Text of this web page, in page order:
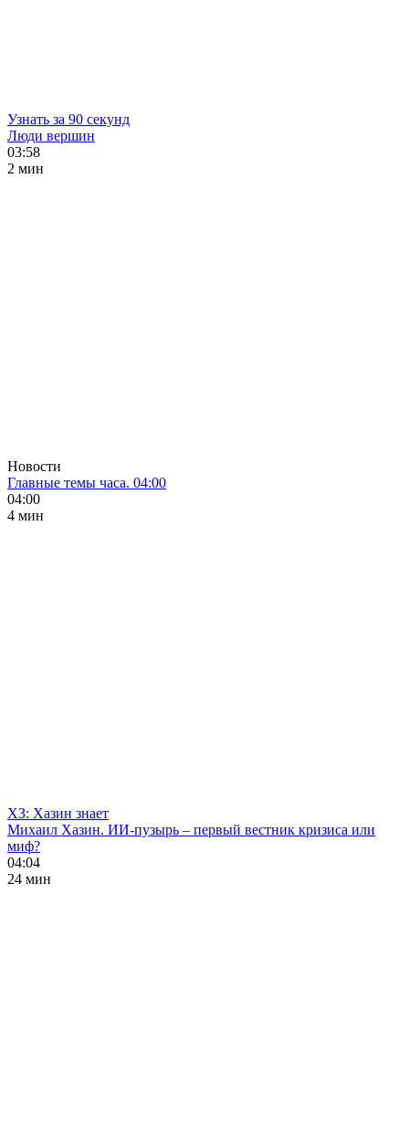
Узнать за 90 секунд
Люди вершин
03:58
2 мин
Новости
Главные темы часа. 04:00
04:00
4 мин
ХЗ: Хазин знает
Михаил Хазин. ИИ-пузырь – первый вестник кризиса или
миф?
04:04
24 мин